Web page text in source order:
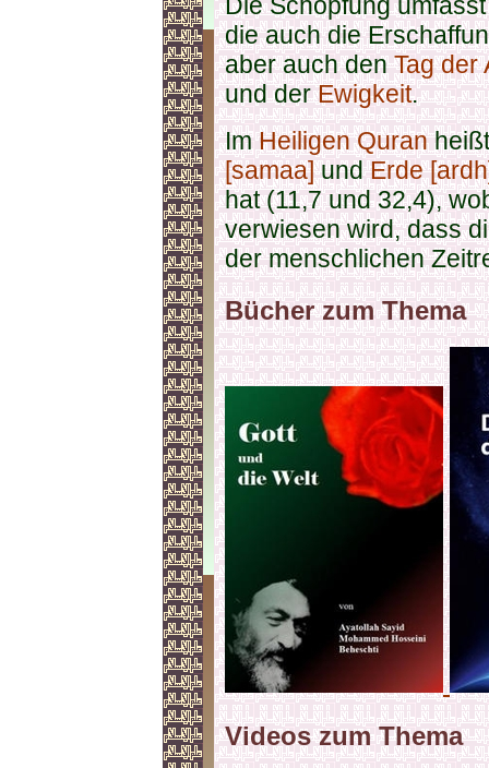
die auch die
aber auch denTag der
und derEwigkeit.
ImHeiligen Quran
[samaa]undErde
hat (11,7 und 32,4),
verwiesen wird, dass
der menschlichen
Bücher zum Thema
Videos zum Thema